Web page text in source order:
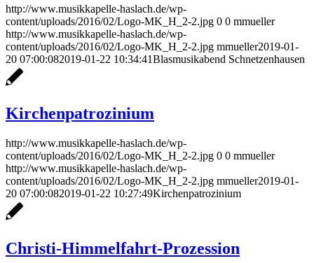
http://www.musikkapelle-haslach.de/wp-
content/uploads/2016/02/Logo-MK_H_2-2.jpg 0 0 mmueller
http://www.musikkapelle-haslach.de/wp-
content/uploads/2016/02/Logo-MK_H_2-2.jpg mmueller2019-01-
20 07:00:082019-01-22 10:34:41Blasmusikabend Schnetzenhausen
Kirchenpatrozinium
http://www.musikkapelle-haslach.de/wp-
content/uploads/2016/02/Logo-MK_H_2-2.jpg 0 0 mmueller
http://www.musikkapelle-haslach.de/wp-
content/uploads/2016/02/Logo-MK_H_2-2.jpg mmueller2019-01-
20 07:00:082019-01-22 10:27:49Kirchenpatrozinium
Christi-Himmelfahrt-Prozession